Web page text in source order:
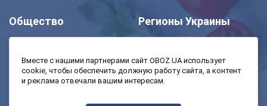
Общество Регионы Украины
Шоу Спорт
Моя школа Авто
Вместе с нашими партнерами сайт OBOZ.UA использует
cookie, чтобы обеспечить должную работу сайта, а контент
и реклама отвечали вашим интересам.